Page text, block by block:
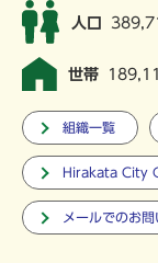
人口
世帯
組織一覧
Hirakata City
メールでのお